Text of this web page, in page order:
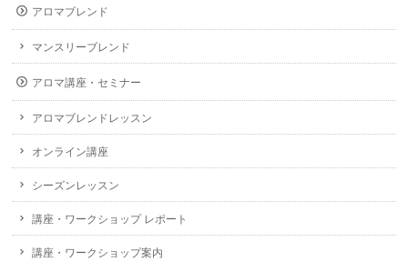
アロマブレンド
マンスリーブレンド
アロマ講座・セミナー
アロマブレンドレッスン
オンライン講座
シーズンレッスン
講座・ワークショップ レポート
講座・ワークショップ案内